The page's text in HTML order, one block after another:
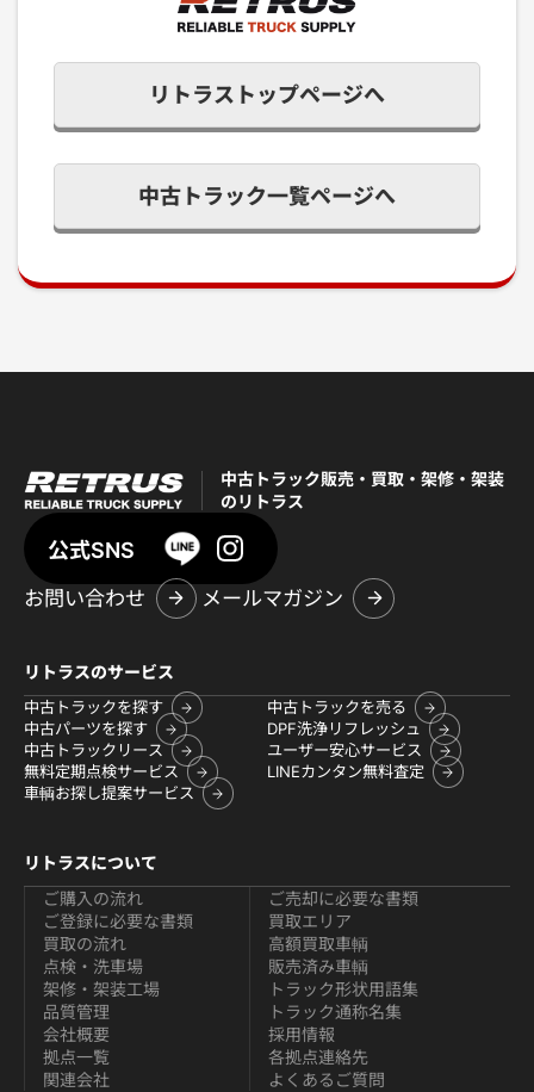
リトラストップページへ
中古トラック一覧ページへ
中古トラック販売・買取・架修・架装
のリトラス
公式SNS
お問い合わせ
メールマガジン
リトラスのサービス
中古トラックを探す
中古トラックを売る
中古パーツを探す
DPF洗浄リフレッシュ
中古トラックリース
ユーザー安心サービス
無料定期点検サービス
LINEカンタン無料査定
車輌お探し提案サービス
リトラスについて
ご購入の流れ
ご登録に必要な書類
買取の流れ
ご売却に必要な書類
買取エリア
高額買取車輌
点検・洗車場
架修・架装工場
品質管理
販売済み車輌
トラック形状用語集
トラック通称名集
会社概要
拠点一覧
関連会社
採用情報
各拠点連絡先
よくあるご質問